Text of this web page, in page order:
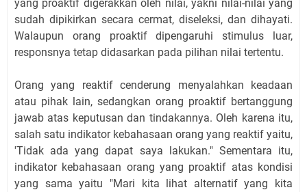
yang proaktif digerakkan oleh nilai, yakni nilai-nilai yang
sudah dipikirkan secara cermat, diseleksi, dan dihayati.
Walaupun orang proaktif dipengaruhi stimulus luar,
responsnya tetap didasarkan pada pilihan nilai tertentu.
Orang yang reaktif cenderung menyalahkan keadaan
atau pihak lain, sedangkan orang proaktif bertanggung
jawab atas keputusandan tindakannya. Oleh karena itu,
salah satu indikator kebahasaan orang yang reaktif yaitu,
'Tidak ada yang dapat saya lakukan." Sementara itu,
indikator kebahasaan orang yang proaktif atas kondisi
yang sama yaitu "Mari kita lihat alternatif yang kita